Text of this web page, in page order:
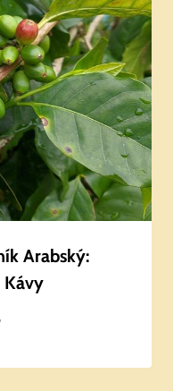
Arabský:
Kávy